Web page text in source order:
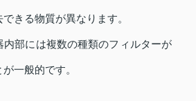
きる物質が異なります。
内部には複数の種類のフィルターが
一般的です。